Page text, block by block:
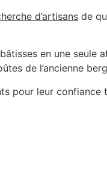
d’artisans de
en une seule
de l’ancienne
pour leur